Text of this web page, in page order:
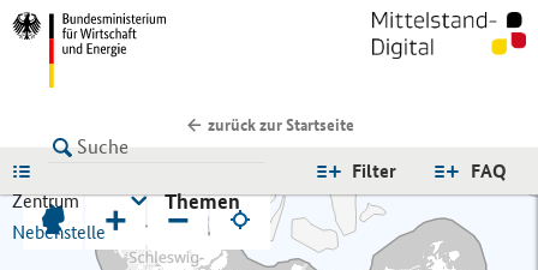
zurück zur Startseite
FAQ
Filter
Zentrum
Nebenstelle
Themen
+ −